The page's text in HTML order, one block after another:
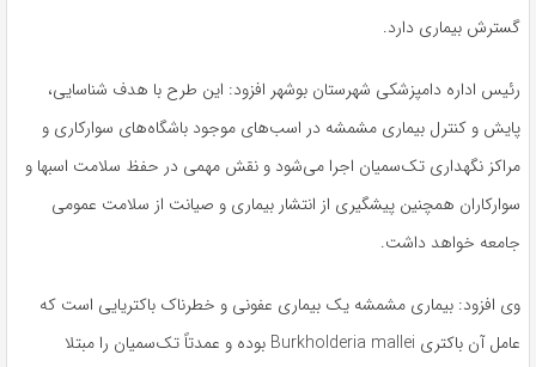
گسترش بیماری دارد.
رئیس اداره دامپزشکی شهرستان بوشهر افزود: این طرح با هدف شناسایی،
پایش و کنترل بیماری مشمشه در اسب‌های موجود باشگاه‌های سوارکاری و
مراکز نگهداری تک‌سمیان اجرا می‌شود و نقش مهمی در حفظ سلامت اسبها و
سوارکاران همچنین پیشگیری از انتشار بیماری و صیانت از سلامت عمومی
جامعه خواهد داشت.
وی افزود: بیماری مشمشه یک بیماری عفونی و خطرناک باکتریایی است که
عامل آن باکتری Burkholderia mallei بوده و عمدتاً تک‌سمیان را مبتلا